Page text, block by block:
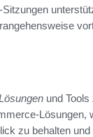
und
Lösungen,
zu behalten